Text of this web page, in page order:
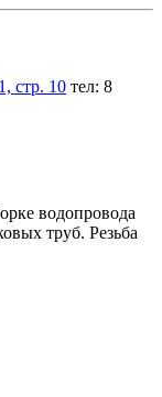
стр. 10 тел: 8
водопровода
труб. Резьба